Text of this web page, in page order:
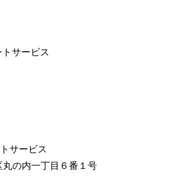
サービス
ービス
の内一丁目６番１号